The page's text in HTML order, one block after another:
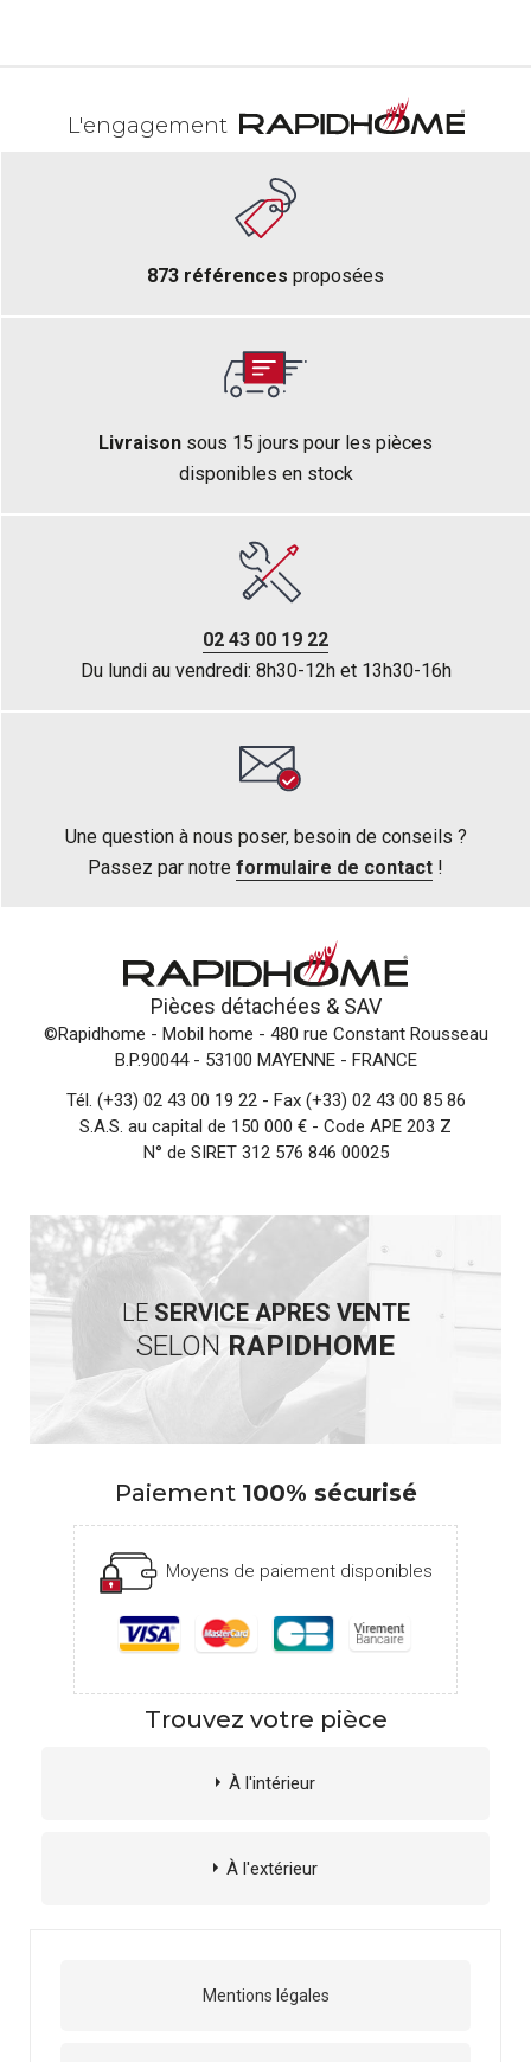
L'engagement
873 références proposées
Livraison sous 15 jours pour les pièces
disponibles en stock
02 43 00 19 22
Du lundi au vendredi: 8h30-12h et 13h30-16h
Une question à nous poser, besoin de conseils ?
Passez par notre formulaire de contact !
Pièces détachées & SAV
©Rapidhome - Mobil home - 480 rue Constant Rousseau
B.P.90044 - 53100 MAYENNE - FRANCE
Tél. (+33) 02 43 00 19 22- Fax (+33) 02 43 00 85 86
S.A.S. au capital de 150 000 € - Code APE 203 Z
N° de SIRET 312 576 846 00025
LE SERVICE APRES VENTE
SELON RAPIDHOME
Paiement 100% sécurisé
Moyens de paiement disponibles
Trouvez votre pièce
À l'intérieur
À l'extérieur
Mentions légales